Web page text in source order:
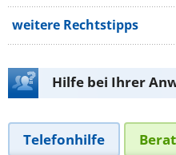
weitere Rechtstipps
Hilfe bei Ihrer
Telefonhilfe